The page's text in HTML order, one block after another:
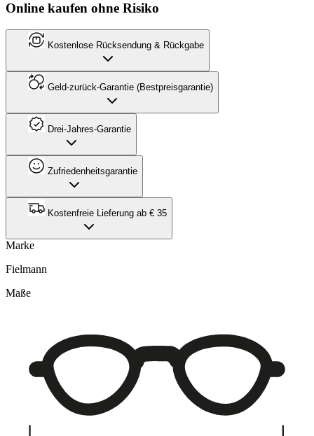
Online kaufen ohne Risiko
Kostenlose Rücksendung & Rückgabe
Geld-zurück-Garantie (Bestpreisgarantie)
Drei-Jahres-Garantie
Zufriedenheitsgarantie
Kostenfreie Lieferung ab € 35
Marke
Fielmann
Maße